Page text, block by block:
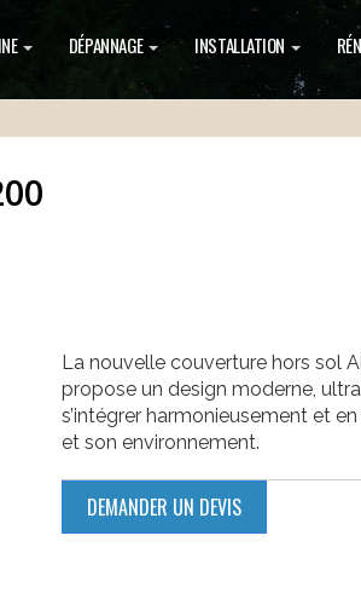
DÉPANNAGE INSTALLATION
La nouvelle couverture hors sol
propose un design moderne,
s’intégrer harmonieusement et
et son environnement.
DEMANDER UN DEVIS